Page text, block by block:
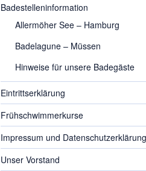
Badestelleninformation
Allermöher See – Hamburg
Badelagune – Müssen
Hinweise für unsere Badegäste
Eintrittserklärung
Frühschwimmerkurse
Impressum und Datenschutzerklärung
Unser Vorstand